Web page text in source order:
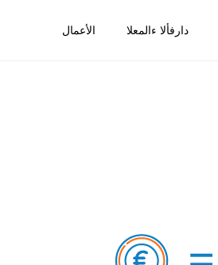
الأعمال دارفألا ءالمعلا